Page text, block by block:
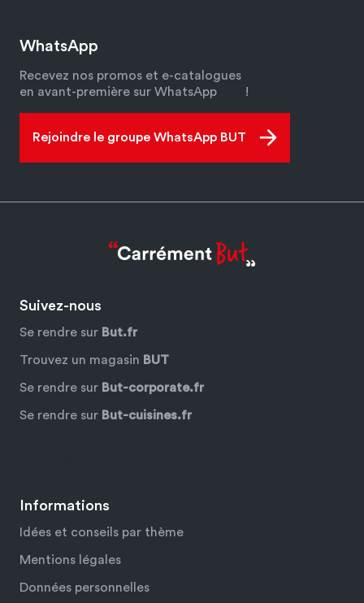
WhatsApp
Recevez nos promos et e-catalogues
en avant-première sur WhatsApp
!
Rejoindre le groupe WhatsApp BUT
Informations
Idées et conseils par thème
Mentions légales
Données personnelles
Suivez-nous
Se rendre sur But.fr
Trouvez un magasin BUT
Se rendre sur But-corporate.fr
Se rendre sur But-cuisines.fr